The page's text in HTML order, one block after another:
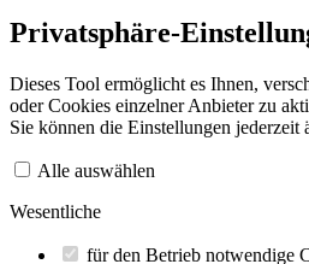
Privatsphäre-
Dieses Tool ermöglicht es Ihnen,
oder Cookies einzelner Anbieter zu
Sie können die Einstellungen jederzeit
Alle auswählen
Wesentliche
für den Betrieb notwendige